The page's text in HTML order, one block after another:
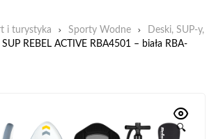
i turystyka Sporty Wodne
Deski, SUP-y,
SUP REBEL ACTIVE RBA4501 – biała RBA-
🔍